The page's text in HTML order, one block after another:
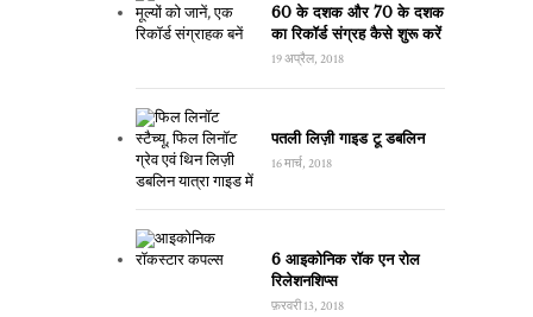
60 के दशक और 70 के दशक
का रिकॉर्ड संग्रह कैसे शुरू करें
19 अप्रैल, 2018
पतली लिज़ी गाइड टू डबलिन
16 मार्च, 2018
6 आइकोनिक रॉक एन रोल
रिलेशनशिप्स
फ़रवरी 13, 2018